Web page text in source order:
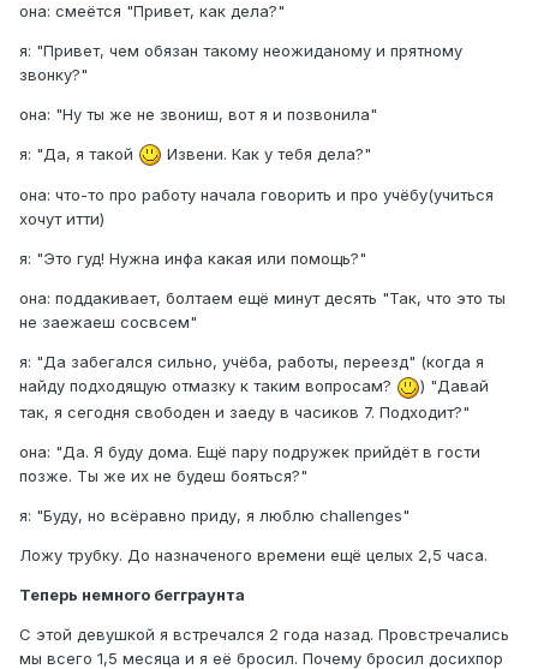
она: смеётся "Привет, как дела?"
я: "Привет, чем обязан такому неожиданому и прятному
звонку?"
она: "Ну ты же не звониш, вот я и позвонила"
я: "Да, я такой Извени. Как у тебя дела?"
она: что-то про работу начала говорить и про учёбу(учиться
хочут итти)
я: "Это гуд! Нужна инфа какая или помощь?"
она: поддакивает, болтаем ещё минут десять "Так, что это ты
не заежаеш сосвсем"
я: "Да забегался сильно, учёба, работы, переезд" (когда я
найду подходящую отмазку к таким вопросам?
) "Давай
так, я сегодня свободен и заеду в часиков 7. Подходит?"
она: "Да. Я буду дома. Ещё пару подружек прийдёт в гости
позже. Ты же их не будеш бояться?"
я: "Буду, но всёравно приду, я люблю challenges"
Ложу трубку. До назначеного времени ещё целых 2,5 часа.
Теперь немного бегграунта
С этой девушкой я встречался 2 года назад. Провстречались
мы всего 1,5 месяца и я её бросил. Почему бросил досихпор